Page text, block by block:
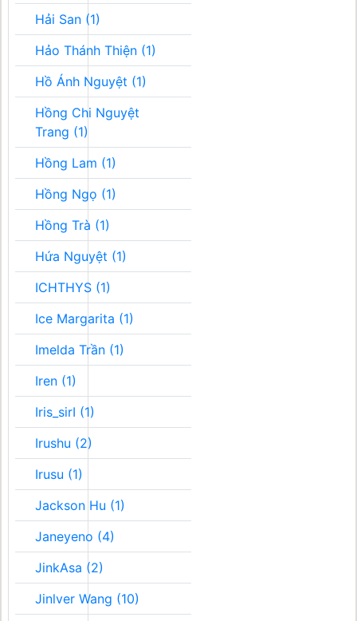
Hải San (1)
Hảo Thánh Thiện (1)
Hồ Ánh Nguyệt (1)
Hồng Chi Nguyệt
Trang (1)
Hồng Lam (1)
Hồng Ngọ (1)
Hồng Trà (1)
Hứa Nguyệt (1)
ICHTHYS (1)
Ice Margarita (1)
Imelda Trần (1)
Iren (1)
Iris_sirI (1)
Irushu (2)
Irusu (1)
Jackson Hu (1)
Janeyeno (4)
JinkAsa (2)
Jinlver Wang (10)